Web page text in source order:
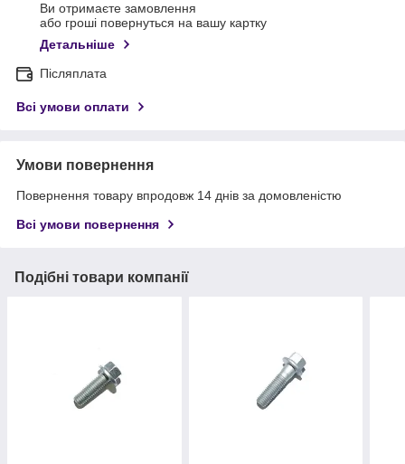
Ви отримаєте замовлення
або гроші повернуться на вашу картку
Детальніше
Післяплата
Всі умови оплати
Умови повернення
Повернення товару впродовж 14 днів за домовленістю
Всі умови повернення
Подібні товари компанії